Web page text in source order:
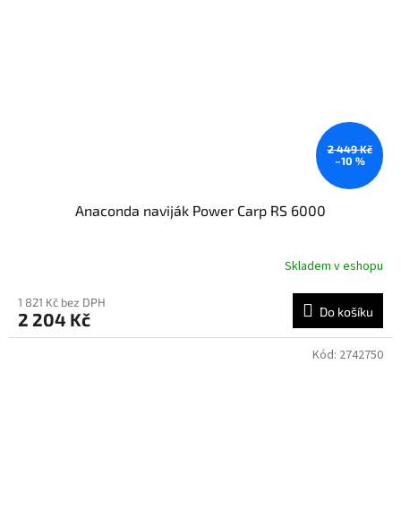
2 449 Kč
–10 %
Anaconda naviják Power Carp RS 6000
Skladem v eshopu
1 821 Kč bez DPH
2 204 Kč Do košíku
Kód: 2742750